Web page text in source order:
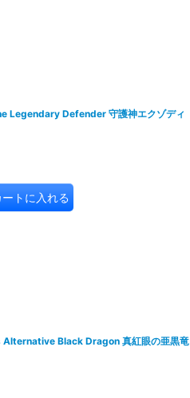
Legendary Defender 守護神エクゾディ
ートに入れる
Black Dragon 真紅眼の亜黒竜